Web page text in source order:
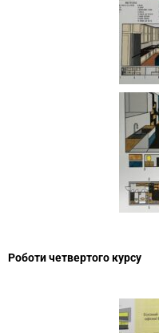
Роботи четвертого курсу